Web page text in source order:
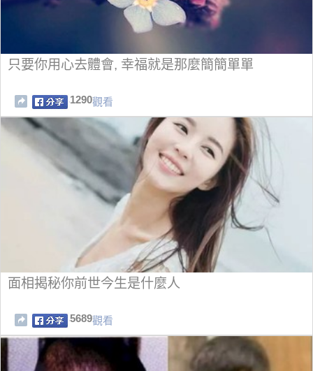
只要你用心去體會, 幸福就是那麼簡簡單單
1290觀看
面相揭秘你前世今生是什麼人
5689觀看